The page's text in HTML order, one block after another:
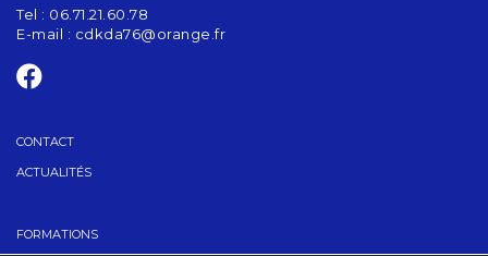
Tel : 06.71.21.60.78
E-mail : cdkda76@orange.fr
CONTACT
ACTUALITÉS
FORMATIONS